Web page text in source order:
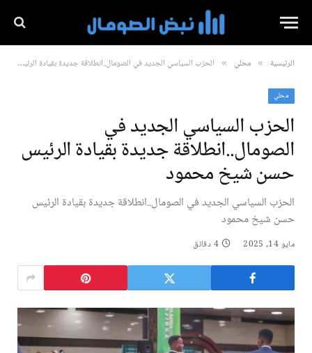
الرئيسية » محلي » الحزب السياسي الجديد في الصومال..انطلاقة جديدة بقيادة الرئيس حسن شيخ محمود
محلي
الحزب السياسي الجديد في
الصومال..انطلاقة جديدة بقيادة الرئيس
حسن شيخ محمود
الحزب السياسي الجديد في الصومال..انطلاقة جديدة بقيادة الرئيس
حسن شيخ محمود
مايو 14, 2025 4 دقائق